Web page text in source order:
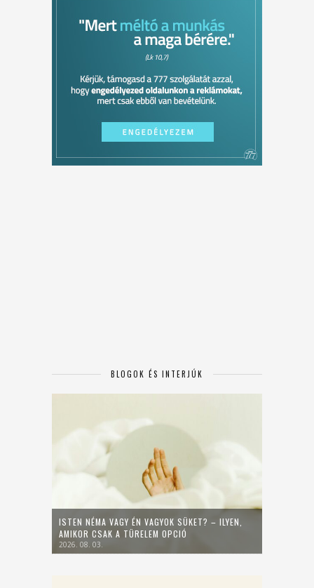
BLOGOK ÉS INTERJÚK
ISTEN NÉMA VAGY ÉN VAGYOK SÜKET? – ILYEN,
AMIKOR CSAK A TÜRELEM OPCIÓ
2026. 08. 03.